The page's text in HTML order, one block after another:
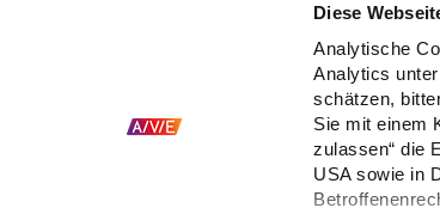
Diese
Analytische
Analytics
schätzen,
Sie mit einem
zulassen“ die
USA sowie in